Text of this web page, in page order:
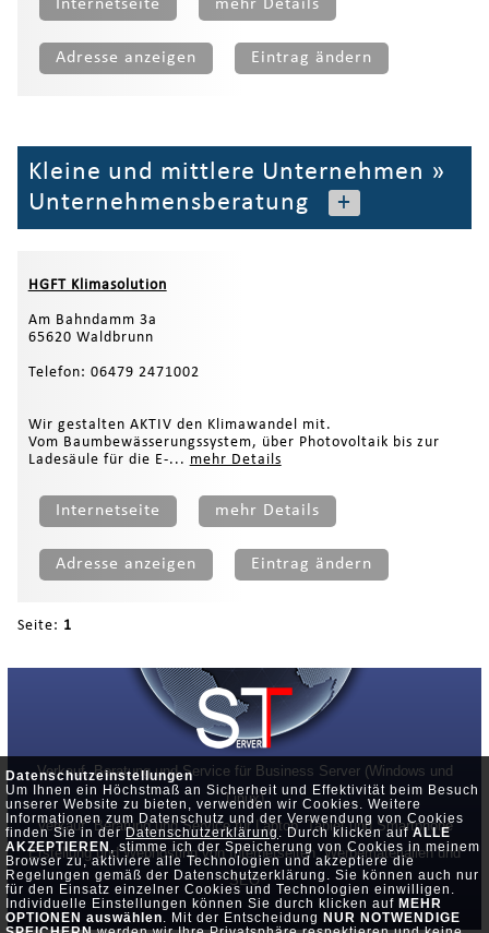
Datenschutzeinstellungen
Um Ihnen ein Höchstmaß an Sicherheit und Effektivität beim Besuch
unserer Website zu bieten, verwenden wir Cookies. Weitere
Informationen zum Datenschutz und der Verwendung von Cookies
finden Sie in derDatenschutzerklärung. Durch klicken aufALLE
AKZEPTIEREN, stimme ich der Speicherung von Cookies in meinem
Browser zu, aktiviere alle Technologien und akzeptiere die
Regelungen gemäß der Datenschutzerklärung. Sie können auch nur
für den Einsatz einzelner Cookies und Technologien einwilligen.
Individuelle Einstellungen können Sie durch klicken auf MEHR
OPTIONEN auswählen. Mit der Entscheidung NUR NOTWENDIGE
Internetseite mehr Details
Adresse anzeigen Eintrag ändern
Kleine und mittlere Unternehmen »
Unternehmensberatung
+
HGFT Klimasolution
Am Bahndamm 3a
65620 Waldbrunn
Telefon: 06479 2471002
Wir gestalten AKTIV den Klimawandel mit.
Vom Baumbewässerungssystem, über Photovoltaik bis zur
Ladesäule für die E-... mehr Details
Internetseite mehr Details
Adresse anzeigen Eintrag ändern
Seite: 1
Verkauf, Beratung und Service für Business Server (Windows und
Linux)
Verkauf, Beratung und Service für Laptop, Tablet und Smartphone
Erstellung und Webhosting von Internetseiten, Werbematerialien und
SEO